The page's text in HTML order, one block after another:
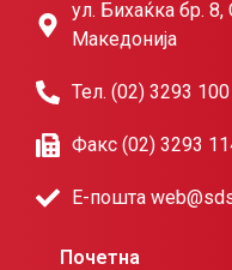
ул. Бихаќка бр.
Македонија
Тел. (02) 3293 100
Факс (02) 3293
Е-пошта
Почетна